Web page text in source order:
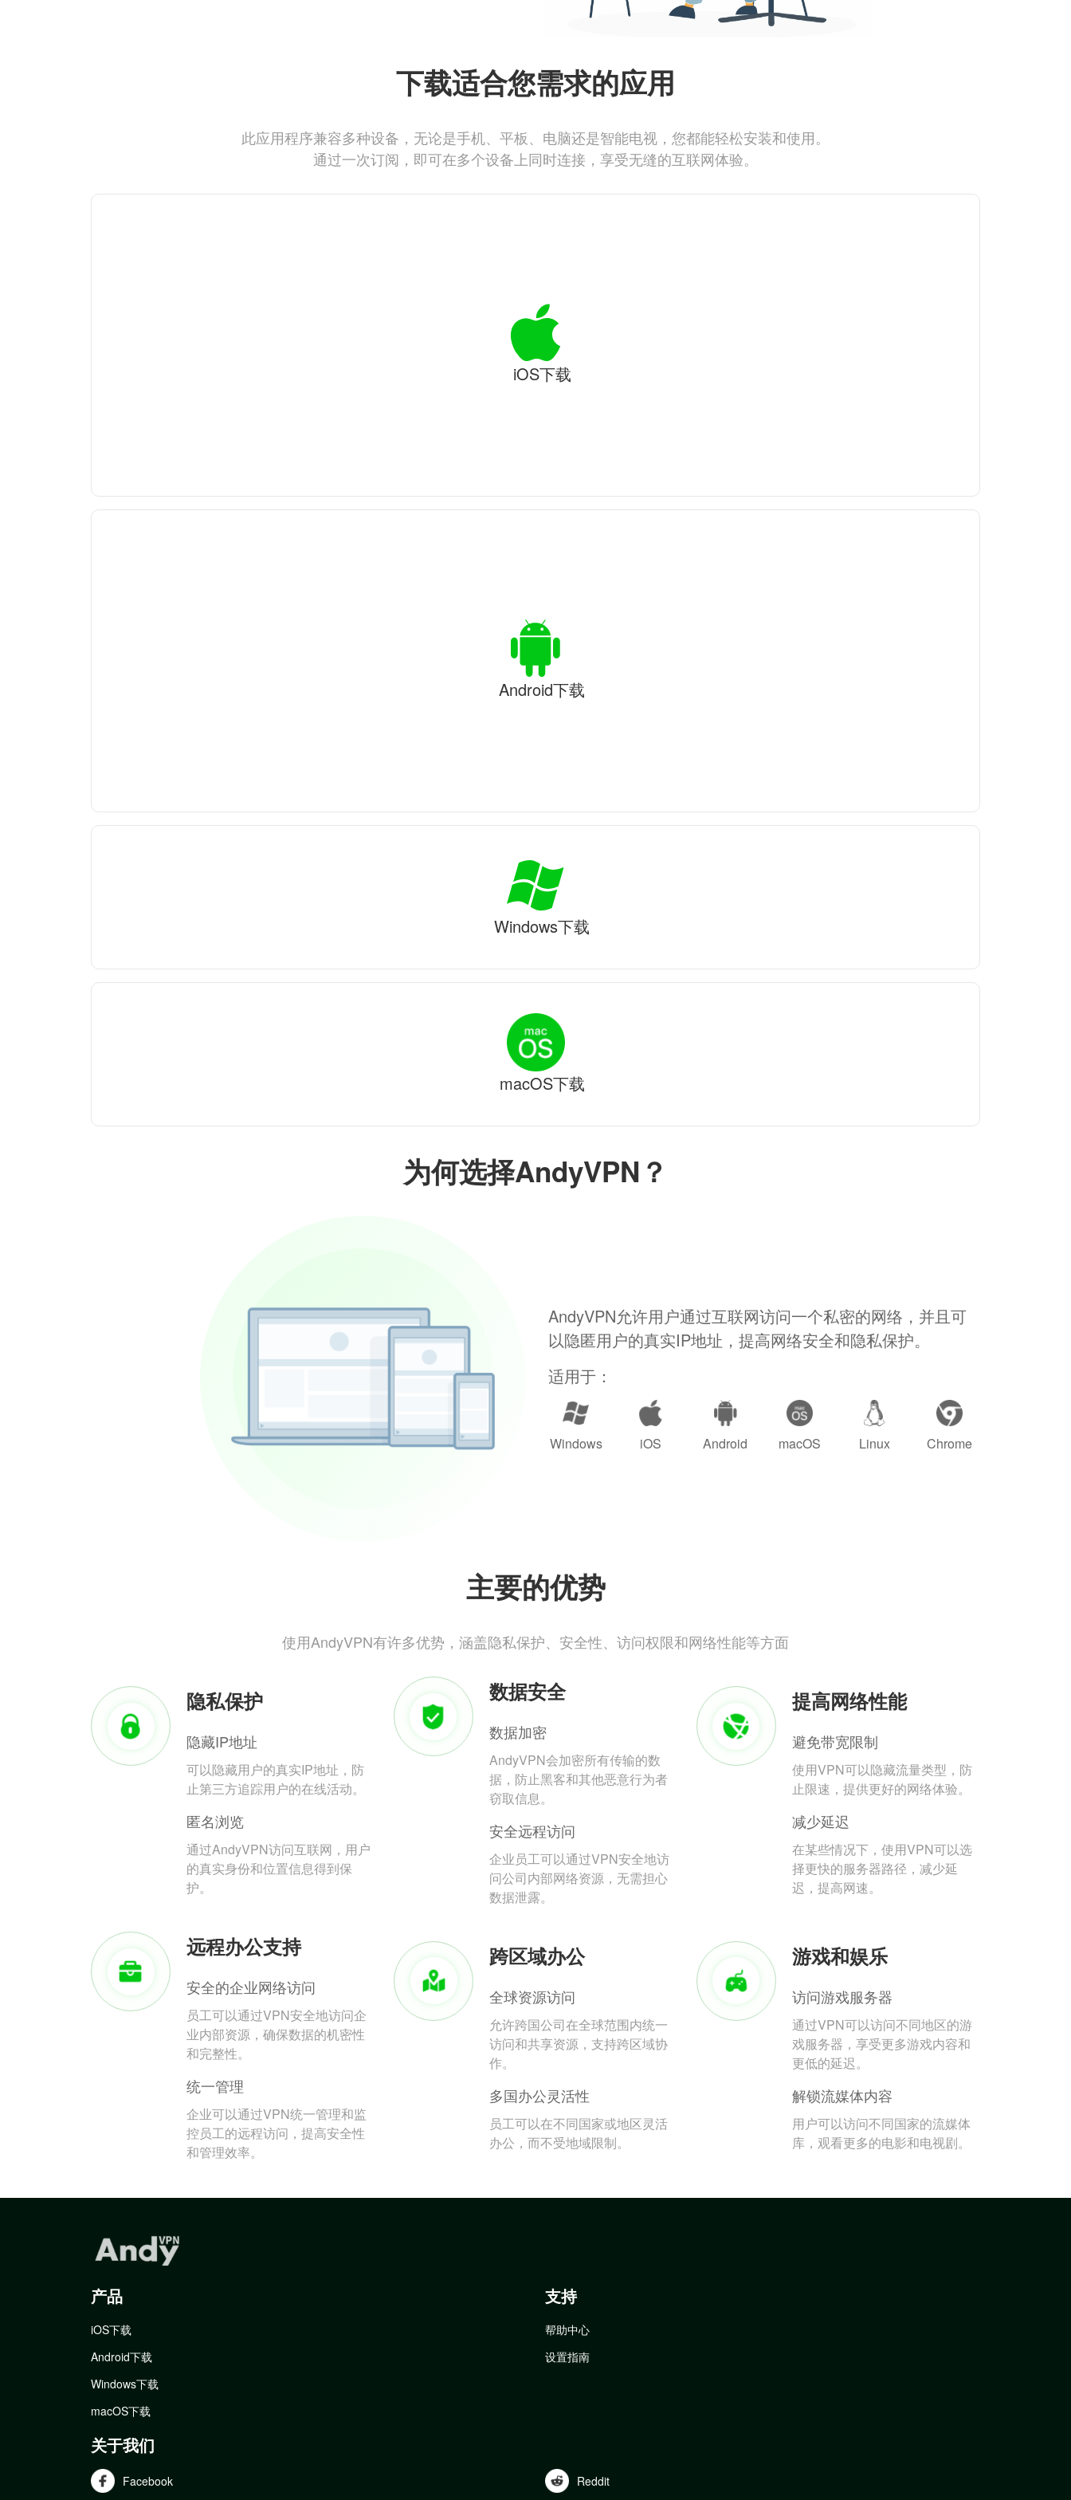
为何选择AndyVPN？
AndyVPN允许用户通过互联网访问一个私密的网络，并且可
以隐匿用户的真实IP地址，提高网络安全和隐私保护。
适用于：
Windows iOS Android macOS Linux Chrome
主要的优势
使用AndyVPN有许多优势，涵盖隐私保护、安全性、访问权限和网络性能等方面
隐私保护
隐藏IP地址
可以隐藏用户的真实IP地址，防
止第三方追踪用户的在线活动。
匿名浏览
通过AndyVPN访问互联网，用户
的真实身份和位置信息得到保
护。
数据安全
数据加密
AndyVPN会加密所有传输的数
据，防止黑客和其他恶意行为者
窃取信息。
安全远程访问
企业员工可以通过VPN安全地访
问公司内部网络资源，无需担心
数据泄露。
提高网络性能
避免带宽限制
使用VPN可以隐藏流量类型，防
止限速，提供更好的网络体验。
减少延迟
在某些情况下，使用VPN可以选
择更快的服务器路径，减少延
迟，提高网速。
远程办公支持
安全的企业网络访问
员工可以通过VPN安全地访问企
业内部资源，确保数据的机密性
和完整性。
统一管理
企业可以通过VPN统一管理和监
控员工的远程访问，提高安全性
和管理效率。
跨区域办公
全球资源访问
允许跨国公司在全球范围内统一
访问和共享资源，支持跨区域协
作。
多国办公灵活性
员工可以在不同国家或地区灵活
办公，而不受地域限制。
游戏和娱乐
访问游戏服务器
通过VPN可以访问不同地区的游
戏服务器，享受更多游戏内容和
更低的延迟。
解锁流媒体内容
用户可以访问不同国家的流媒体
库，观看更多的电影和电视剧。
下载适合您需求的应用
此应用程序兼容多种设备，无论是手机、平板、电脑还是智能电视，您都能轻松安装和使用。
通过一次订阅，即可在多个设备上同时连接，享受无缝的互联网体验。
iOS下载
Android下载
Windows下载
macOS下载
产品
iOS下载
Android下载
Windows下载
macOS下载
支持
帮助中心
设置指南
关于我们
Facebook Reddit